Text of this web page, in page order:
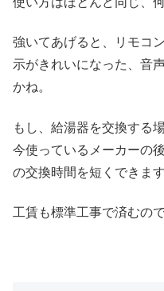
強いてあげると、リモコ
示がきれいになった、音
かね。
もし、給湯器を交換する
今使っているメーカーの
の交換時間を短くできます
工賃も標準工事で済むの